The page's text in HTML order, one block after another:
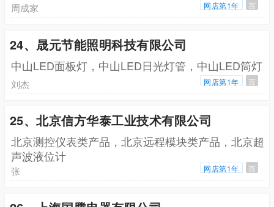
周成家 网店第1年 百
24、晟元节能照明科技有限公司
中山LED面板灯，中山LED日光灯管，中山LED筒灯
刘杰 网店第1年 百
25、北京信方华泰工业技术有限公司
北京测控仪表类产品，北京远程模块类产品，北京超
声波液位计
张 网店第1年 百